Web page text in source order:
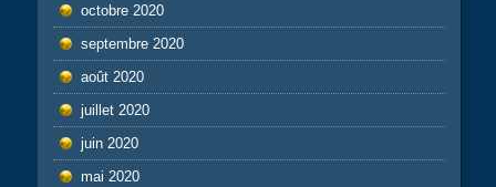
octobre 2020
septembre 2020
août 2020
juillet 2020
juin 2020
mai 2020